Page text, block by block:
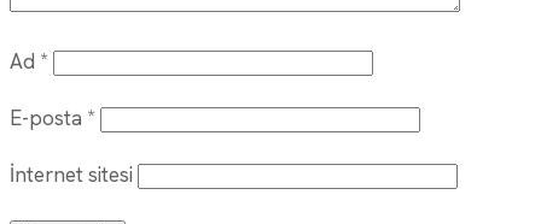
Ad *
E-posta *
İnternet sitesi